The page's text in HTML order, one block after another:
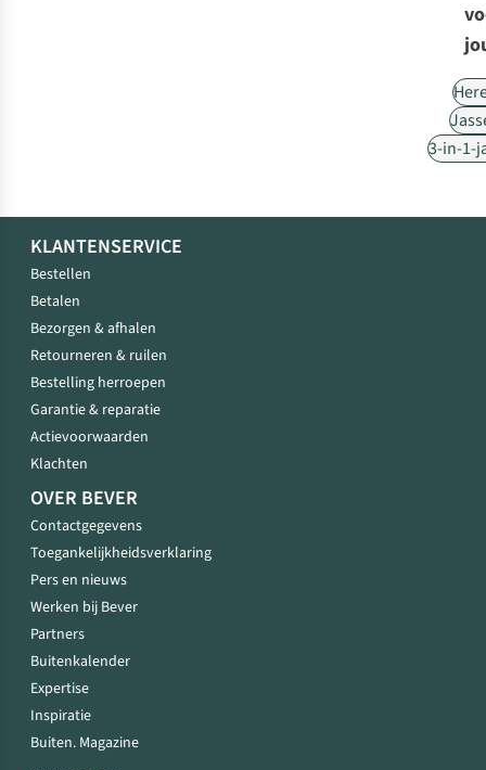
3-in-1-
KLANTENSERVICE
Bestellen
Betalen
Bezorgen & afhalen
Retourneren & ruilen
Bestelling herroepen
Garantie & reparatie
Actievoorwaarden
Klachten
OVER BEVER
Contactgegevens
Toegankelijkheidsverklaring
Pers en nieuws
Werken bij Bever
Partners
Buitenkalender
Expertise
Inspiratie
Buiten. Magazine